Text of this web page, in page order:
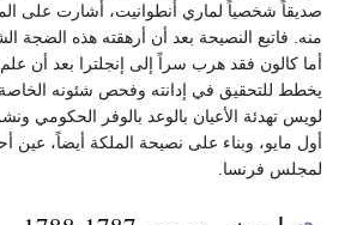
صديقاً شخصياً لماري أنطوانيت، أشارت على
أما كالون فقد هرب سراً إلى إنجلترا بعد أن
لويس تهدئة الأعيان بالوعد بالوفر الحكومي
أول مايو، وبناء على نصيحة الملكة أيضاً، عين
لمجلس فرنسا.